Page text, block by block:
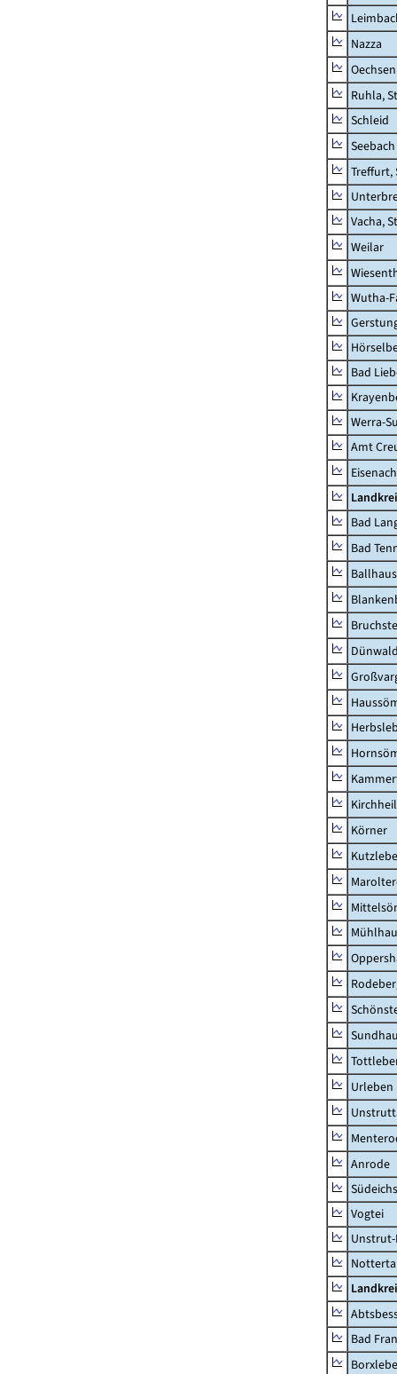
Nazza
Oechsen
Ruhla,
Schleid
Seebach
Treffurt,
Vacha,
Weilar
Wutha-
Bad
Werra-
Amt
Bad
Bad
Körner
Urleben
Anrode
Vogtei
Bad